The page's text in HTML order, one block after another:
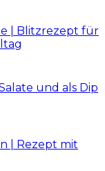
| Blitzrezept für
und als Dip
| Rezept mit